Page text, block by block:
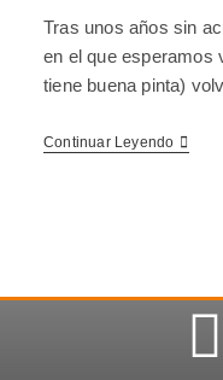
Tras unos años sin
en el que esperamos
tiene buena pinta)
Continuar Leyendo